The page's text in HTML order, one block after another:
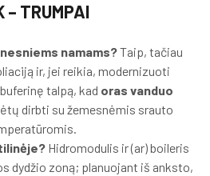
– TRUMPAI
namams?Taip, tačiau
ir, jei reikia, modernizuoti
talpą, kad oras vanduo
dirbti su žemesnėmis srauto
Hidromodulis ir (ar) boileris
dydžio zoną; planuojant iš anksto,